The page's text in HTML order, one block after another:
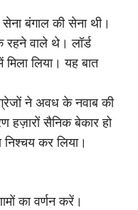
बंगाल की सेना थी।
वाले थे। लॉर्ड
लिया। यह बात
ने अवध के नवाब की
हज़ारों सैनिक बेकार हो
कर लिया।
का वर्णन करें।